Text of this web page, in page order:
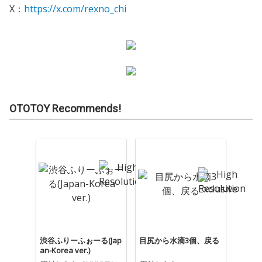
X： https://x.com/rexno_chi
OTOTOY Recommends!
渋谷ふりーふぉーる(Jap
an-Korea ver.)
目尻から水滴3個、戻る